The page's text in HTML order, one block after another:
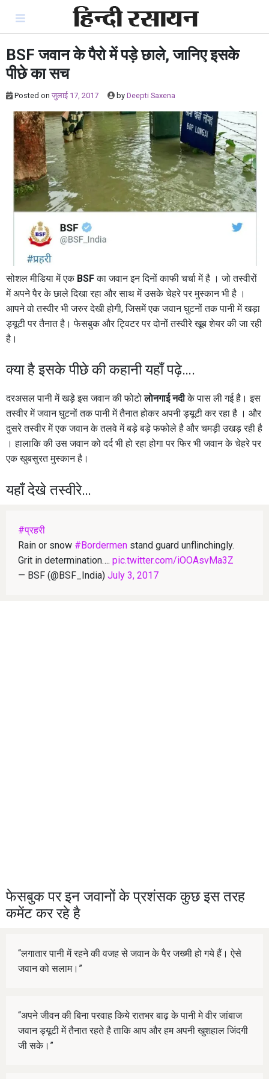
content
BSF जवान के पैरो में पड़े छाले, जानिए इसके
पीछे का सच
Posted on जुलाई 17, 2017 by Deepti Saxena
सोशल मीडिया में एक BSFका जवान इन दिनों काफी चर्चा में है । जो तस्वीरों
में अपने पैर के छाले दिखा रहा और साथ में उसके चेहरे पर मुस्कान भी है ।
आपने वो तस्वीर भी जरुर देखी होगी, जिसमें एक जवान घुटनों तक पानी में खड़ा
ड्यूटी पर तैनात है। फेसबुक और ट्विटर पर दोनों तस्वीरे खूब शेयर की जा रही
है।
क्या है इसके पीछे की कहानी यहाँ पढ़े….
दरअसल पानी में खड़े इस जवान की फोटोलोनगाई नदीके पास ली गई है। इस
तस्वीर में जवान घुटनों तक पानी में तैनात होकर अपनी ड्यूटी कर रहा है । और
दुसरे तस्वीर में एक जवान के तलवे में बड़े बड़े फफोले है और चमड़ी उखड़ रही है
। हालाकि की उस जवान को दर्द भी हो रहा होगा पर फिर भी जवान के चेहरे पर
एक खुबसुरत मुस्कान है।
यहाँ देखे तस्वीरे…
#प्रहरी
Rain or snow #Bordermen stand guard unflinchingly.
Grit in determination…. pic.twitter.com/iOOAsvMa3Z
— BSF (@BSF_India) July 3, 2017
फेसबुक पर इन जवानों के प्रशंसक कुछ इस तरह
कमेंट कर रहे है
“लगातार पानी में रहने की वजह से जवान के पैर जख्मी हो गये हैं। ऐसे
जवान को सलाम।”
“अपने जीवन की बिना परवाह किये रातभर बाढ़ के पानी मे वीर जांबाज
जवान ड्यूटी में तैनात रहते है ताकि आप और हम अपनी खुशहाल जिंदगी
जी सके।”